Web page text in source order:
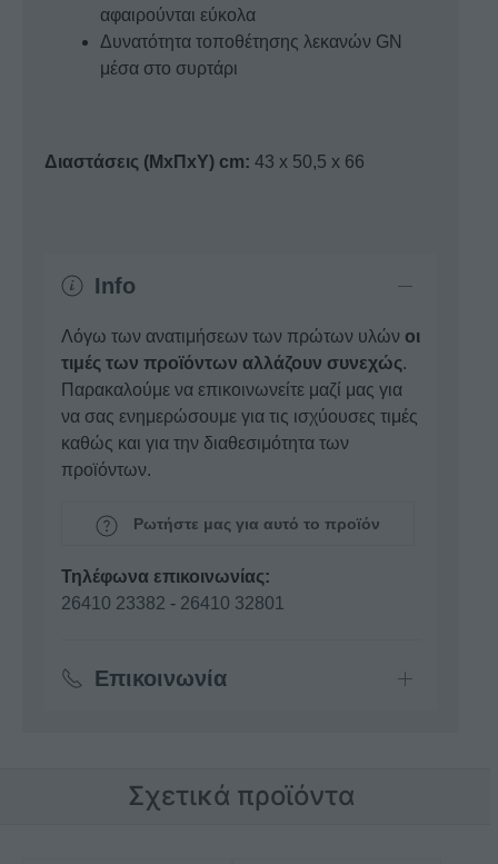
αφαιρούνται εύκολα
Δυνατότητα τοποθέτησης λεκανών GN
μέσα στο συρτάρι
Διαστάσεις (ΜxΠxΥ) cm: 43 x 50,5 x 66
Info
Λόγω των ανατιμήσεων των πρώτων υλών οι
τιμές των προϊόντων αλλάζουν συνεχώς.
Παρακαλούμε να επικοινωνείτε μαζί μας για
να σας ενημερώσουμε για τις ισχύουσες τιμές
καθώς και για την διαθεσιμότητα των
προϊόντων.
Ρωτήστε μας για αυτό το προϊόν
Τηλέφωνα επικοινωνίας:
26410 23382 - 26410 32801
Επικοινωνία
Σχετικά προϊόντα